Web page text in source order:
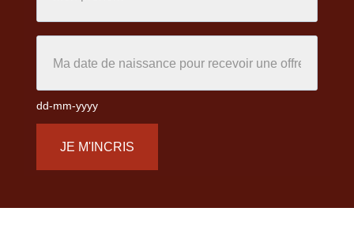
dd-mm-yyyy
JE M'INCRIS